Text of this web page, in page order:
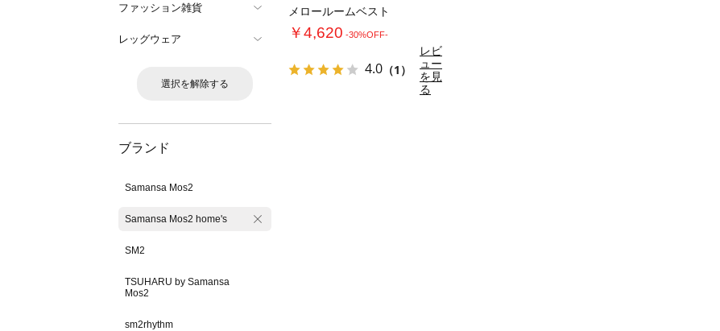
ファッション雑貨
レッグウェア
選択を解除する
ブランド
Samansa Mos2
Samansa Mos2 home's
SM2
TSUHARU by Samansa
Mos2
sm2rhythm
メロールームベスト
￥4,620 -30%OFF-
4.0 （1）
レビ
ュー
を見
る